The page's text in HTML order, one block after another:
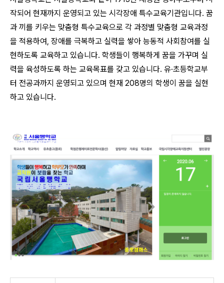
작되어 현재까지 운영되고 있는 시각장애 특수교육기관입니다. 꿈
과 끼를 키우는 맞춤형 특수교육으로 각 과정별 맞춤형 교육과정
을 적용하여, 장애를 극복하고 실력을 쌓아 능동적 사회참여를 실
현하도록 교육하고 있습니다. 학생들이 행복하게 꿈을 가꾸며 실
력을 육성하도록 하는 교육목표를 갖고 있습니다. 유·초등학교부
터 전공과까지 운영되고 있으며 현재 208명의 학생이 꿈을 실현
하고 있습니다.